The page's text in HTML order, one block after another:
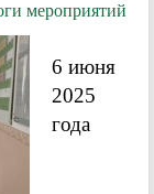
мероприятий
6 июня
2025
года